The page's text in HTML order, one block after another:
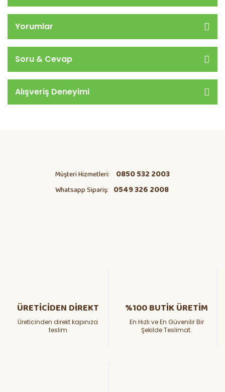
Yorumlar
Soru & Cevap
Alışveriş Deneyimi
Müşteri Hizmetleri: 0850 532 2003
Whatsapp Sipariş: 0549 326 2008
ÜRETİCİDEN DİREKT
Üreticinden direkt kapınıza
teslim
%100 BUTİK ÜRETİM
En Hızlı ve En Güvenilir Bir
Şekilde Teslimat.